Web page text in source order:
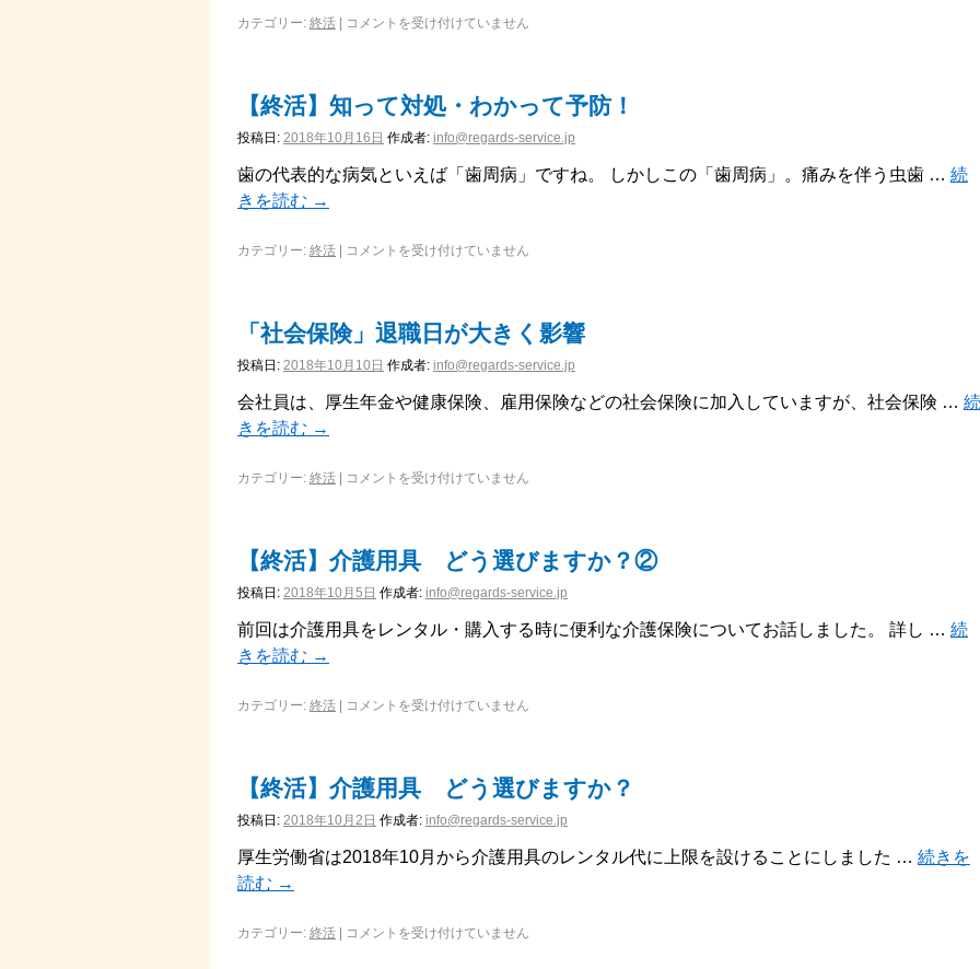
カテゴリー: 終活 コメントを受け付けていません
【終活】知って対処・わかって予防！
投稿日: 2018年10月16日 作成者: info@regards-service.jp
歯の代表的な病気といえば「歯周病」ですね。 しかしこの「歯周病」。痛みを伴う虫歯 … 続
きを読む →
カテゴリー: 終活 コメントを受け付けていません
「社会保険」退職日が大きく影響
投稿日: 2018年10月10日 作成者: info@regards-service.jp
会社員は、厚生年金や健康保険、雇用保険などの社会保険に加入していますが、社会保険 … 続
きを読む →
カテゴリー: 終活 コメントを受け付けていません
【終活】介護用具 どう選びますか？②
投稿日: 2018年10月5日 作成者: info@regards-service.jp
前回は介護用具をレンタル・購入する時に便利な介護保険についてお話しました。 詳し … 続
きを読む →
カテゴリー: 終活 コメントを受け付けていません
【終活】介護用具 どう選びますか？
投稿日: 2018年10月2日 作成者: info@regards-service.jp
厚生労働省は2018年10月から介護用具のレンタル代に上限を設けることにしました … 続きを
読む →
カテゴリー: 終活 コメントを受け付けていません